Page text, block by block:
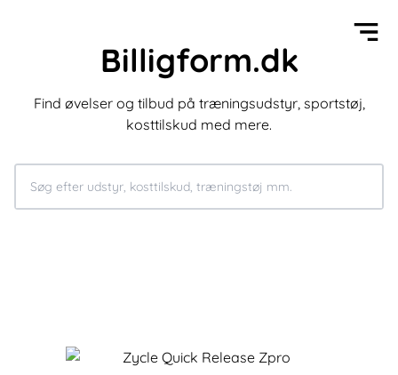
Billigform.dk
Find øvelser og tilbud på træningsudstyr, sportstøj,
kosttilskud med mere.